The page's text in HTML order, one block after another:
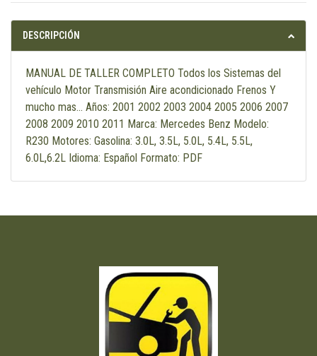
DESCRIPCIÓN
MANUAL DE TALLER COMPLETO Todos los Sistemas del
vehículo Motor Transmisión Aire acondicionado Frenos Y
mucho mas... Años: 2001 2002 2003 2004 2005 2006 2007
2008 2009 2010 2011 Marca: Mercedes Benz Modelo:
R230 Motores: Gasolina: 3.0L, 3.5L, 5.0L, 5.4L, 5.5L,
6.0L,6.2L Idioma: Español Formato: PDF